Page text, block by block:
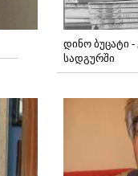
დინო ბუცატი
სადგურში